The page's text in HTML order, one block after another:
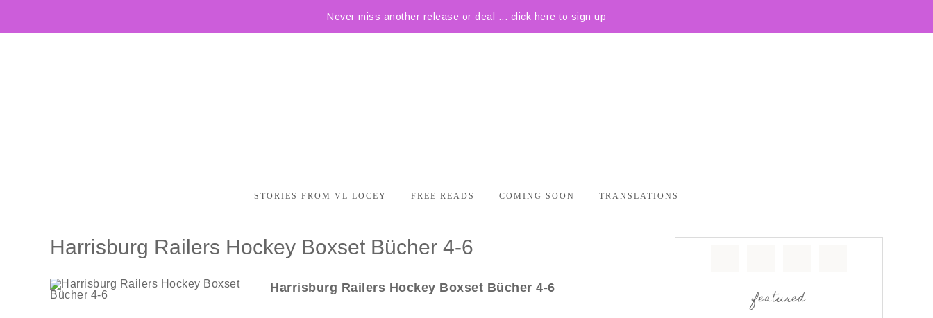
Never miss another release or deal ... click here to sign up
STORIES FROM VL LOCEY FREE READS COMING SOON TRANSLATIONS
Harrisburg Railers Hockey Boxset Bücher 4-6
Harrisburg Railers Hockey Boxset Bücher 4-6
featured